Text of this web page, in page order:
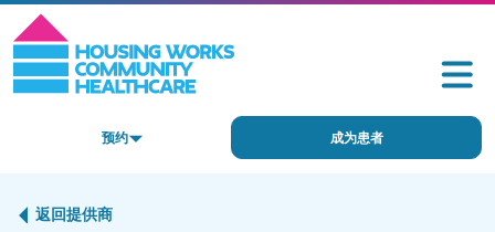
预约 成为患者
返回提供商